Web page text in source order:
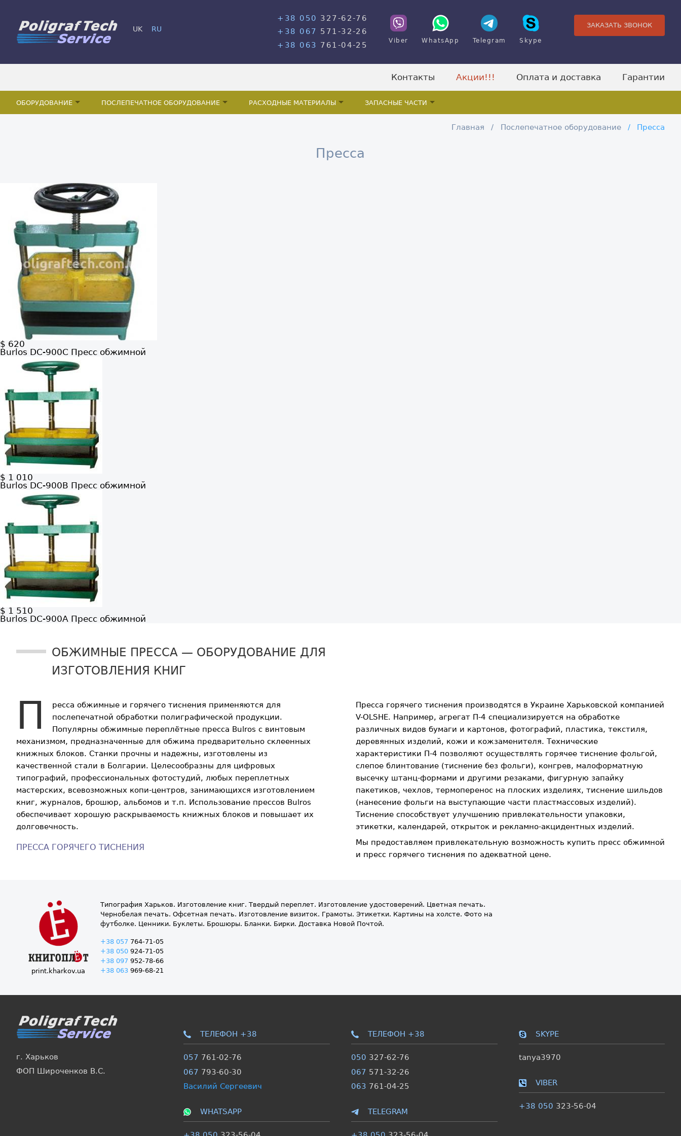
UK RU
+38 050 327-62-76
+38 067 571-32-26
+38 063 761-04-25
Viber WhatsApp Telegram Skype
ЗАКАЗАТЬ ЗВОНОК
Контакты Акции!!! Оплата и доставка Гарантии
ОБОРУДОВАНИЕ ПОСЛЕПЕЧАТНОЕ ОБОРУДОВАНИЕ РАСХОДНЫЕ МАТЕРИАЛЫ ЗАПАСНЫЕ ЧАСТИ
Главная Послепечатное оборудование Пресса
Пресса
$ 620
Burlos DC-900С Пресс обжимной
$ 1 010
Burlos DC-900B Пресс обжимной
$ 1 510
Burlos DC-900А Пресс обжимной
ОБЖИМНЫЕ ПРЕССА — ОБОРУДОВАНИЕ ДЛЯ
ИЗГОТОВЛЕНИЯ КНИГ
П
ресса обжимные и горячего тиснения применяются для
послепечатной обработки полиграфической продукции.
Популярны обжимные переплётные пресса Bulros с винтовым
механизмом, предназначенные для обжима предварительно склеенных
книжных блоков. Станки прочны и надежны, изготовлены из
качественной стали в Болгарии. Целесообразны для цифровых
типографий, профессиональных фотостудий, любых переплетных
мастерских, всевозможных копи-центров, занимающихся изготовлением
книг, журналов, брошюр, альбомов и т.п. Использование прессов Bulros
обеспечивает хорошую раскрываемость книжных блоков и повышает их
долговечность.
ПРЕССА ГОРЯЧЕГО ТИСНЕНИЯ
Пресса горячего тиснения производятся в Украине Харьковской компанией
V-OLSHE. Например, агрегат П-4 специализируется на обработке
различных видов бумаги и картонов, фотографий, пластика, текстиля,
деревянных изделий, кожи и кожзаменителя. Технические
характеристики П-4 позволяют осуществлять горячее тиснение фольгой,
слепое блинтование (тиснение без фольги), конгрев, малоформатную
высечку штанц-формами и другими резаками, фигурную запайку
пакетиков, чехлов, термоперенос на плоских изделиях, тиснение шильдов
(нанесение фольги на выступающие части пластмассовых изделий).
Тиснение способствует улучшению привлекательности упаковки,
этикетки, календарей, открыток и рекламно-акцидентных изделий.
Мы предоставляем привлекательную возможность купить пресс обжимной
и пресс горячего тиснения по адекватной цене.
print.kharkov.ua
Типография Харьков. Изготовление книг. Твердый переплет. Изготовление удостоверений. Цветная печать.
Чернобелая печать. Офсетная печать. Изготовление визиток. Грамоты. Этикетки. Картины на холсте. Фото на
футболке. Ценники. Буклеты. Брошюры. Бланки. Бирки. Доставка Новой Почтой.
+38 057 764-71-05
+38 050 924-71-05
+38 097 952-78-66
+38 063 969-68-21
г. Харьков
ФОП Широченков В.С.
ТЕЛЕФОН +38
057 761-02-76
067 793-60-30
Василий Сергеевич
WHATSAPP
ТЕЛЕФОН +38
050 327-62-76
067 571-32-26
063 761-04-25
TELEGRAM
SKYPE
tanya3970
VIBER
+38 050 323-56-04